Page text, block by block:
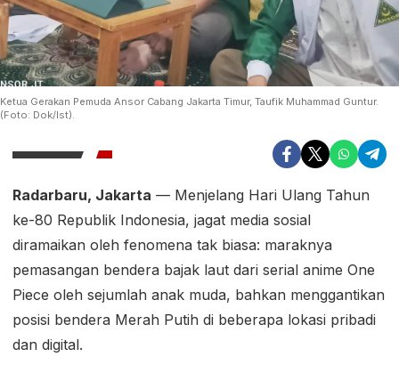
Ketua Gerakan Pemuda Ansor Cabang Jakarta Timur, Taufik Muhammad Guntur.
(Foto: Dok/Ist).
Radarbaru, Jakarta — Menjelang Hari Ulang Tahun
ke-80 Republik Indonesia, jagat media sosial
diramaikan oleh fenomena tak biasa: maraknya
pemasangan bendera bajak laut dari serial anime One
Piece oleh sejumlah anak muda, bahkan menggantikan
posisi bendera Merah Putih di beberapa lokasi pribadi
dan digital.